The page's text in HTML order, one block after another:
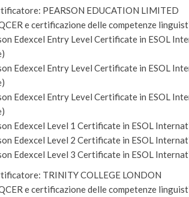
PEARSON EDUCATION LIMITED
e certificazione delle competenze
Edexcel Entry Level Certificate in ESOL
Edexcel Entry Level Certificate in ESOL
Edexcel Entry Level Certificate in ESOL
Edexcel Level 1 Certificate in ESOL
Edexcel Level 2 Certificate in ESOL
Edexcel Level 3 Certificate in ESOL
TRINITY COLLEGE LONDON
e certificazione delle competenze